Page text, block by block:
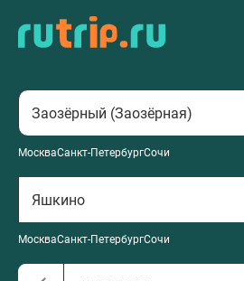
МоскваСанкт-ПетербургСочи
МоскваСанкт-ПетербургСочи